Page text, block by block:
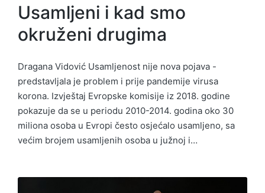
Usamljeni i kad smo
okruženi drugima
Dragana Vidović Usamljenost nije nova pojava -
predstavljala je problem i prije pandemije virusa
korona. Izvještaj Evropske komisije iz 2018. godine
pokazuje da se u periodu 2010-2014. godina oko 30
miliona osoba u Evropi često osjećalo usamljeno, sa
većim brojem usamljenih osoba u južnoj i…